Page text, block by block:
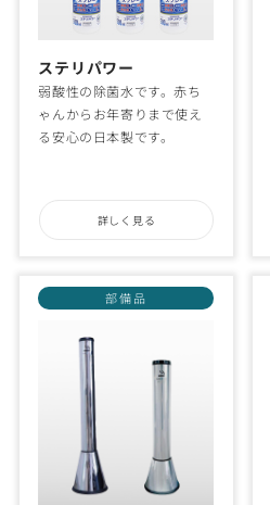
ステリパワー
弱酸性の除菌水です。赤ち
ゃんからお年寄りまで使え
る安心の日本製です。
詳しく見る
部備品